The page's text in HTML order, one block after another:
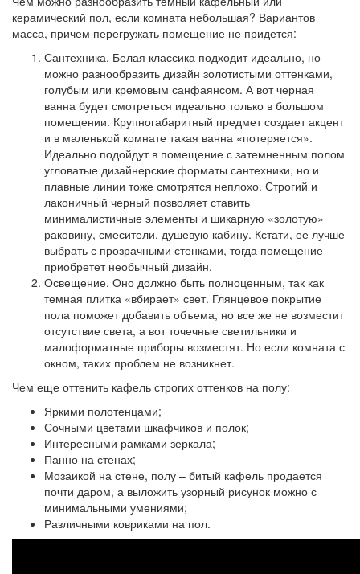
керамический пол, если комната небольшая? Вариантов
масса, причем перегружать помещение не придется:
Сантехника. Белая классика подходит идеально, но
можно разнообразить дизайн золотистыми оттенками,
голубым или кремовым санфаянсом. А вот черная
ванна будет смотреться идеально только в большом
помещении. Крупногабаритный предмет создает акцент
и в маленькой комнате такая ванна «потеряется».
Идеально подойдут в помещение с затемненным полом
угловатые дизайнерские форматы сантехники, но и
плавные линии тоже смотрятся неплохо. Строгий и
лаконичный черный позволяет ставить
минималистичные элементы и шикарную «золотую»
раковину, смесители, душевую кабину. Кстати, ее лучше
выбрать с прозрачными стенками, тогда помещение
приобретет необычный дизайн.
Освещение. Оно должно быть полноценным, так как
темная плитка «вбирает» свет. Глянцевое покрытие
пола поможет добавить объема, но все же не возместит
отсутствие света, а вот точечные светильники и
малоформатные приборы возместят. Но если комната с
окном, таких проблем не возникнет.
Чем еще оттенить кафель строгих оттенков на полу:
Яркими полотенцами;
Сочными цветами шкафчиков и полок;
Интересными рамками зеркала;
Панно на стенах;
Мозаикой на стене, полу – битый кафель продается
почти даром, а выложить узорный рисунок можно с
минимальными умениями;
Различными ковриками на пол.